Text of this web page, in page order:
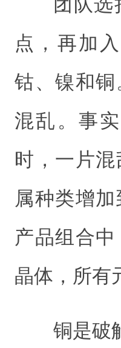
点，再加
钴、镍和
混乱。事
时，一片
属种类增
产品组合
晶体，所有
铜是破